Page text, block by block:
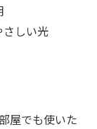
しい光
屋でも使いた